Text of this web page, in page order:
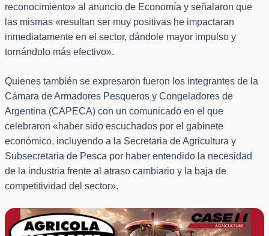
reconocimiento» al anuncio de Economía y señalaron que
las mismas «resultan ser muy positivas he impactaran
inmediatamente en el sector, dándole mayor impulso y
tornándolo más efectivo».
Quienes también se expresaron fueron los integrantes de la
Cámara de Armadores Pesqueros y Congeladores de
Argentina (CAPECA) con un comunicado en el que
celebraron «haber sido escuchados por el gabinete
económico, incluyendo a la Secretaria de Agricultura y
Subsecretaria de Pesca por haber entendido la necesidad
de la industria frente al atraso cambiario y la baja de
competitividad del sector».